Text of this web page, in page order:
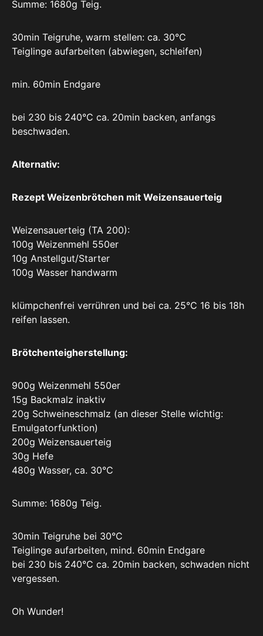
Summe: 1680g Teig.
30min Teigruhe, warm stellen: ca. 30°C
Teiglinge aufarbeiten (abwiegen, schleifen)
min. 60min Endgare
bei 230 bis 240°C ca. 20min backen, anfangs
beschwaden.
Alternativ:
Rezept Weizenbrötchen mit Weizensauerteig
Weizensauerteig (TA 200):
100g Weizenmehl 550er
10g Anstellgut/Starter
100g Wasser handwarm
klümpchenfrei verrühren und bei ca. 25°C 16 bis 18h
reifen lassen.
Brötchenteigherstellung:
900g Weizenmehl 550er
15g Backmalz inaktiv
20g Schweineschmalz (an dieser Stelle wichtig:
Emulgatorfunktion)
200g Weizensauerteig
30g Hefe
480g Wasser, ca. 30°C
Summe: 1680g Teig.
30min Teigruhe bei 30°C
Teiglinge aufarbeiten, mind. 60min Endgare
bei 230 bis 240°C ca. 20min backen, schwaden nicht
vergessen.
Oh Wunder!